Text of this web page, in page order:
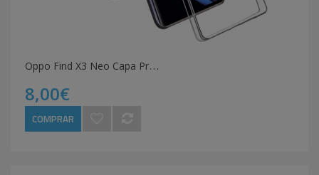
O
ppo Find X3 Neo Capa Proteção
8,00€
COMPRAR